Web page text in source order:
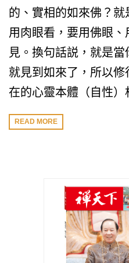
的、實相的如來佛？
用肉眼看，要用佛眼
見。換句話説，就是
就見到如來了，所以
在的心靈本體（自性）
READ MORE